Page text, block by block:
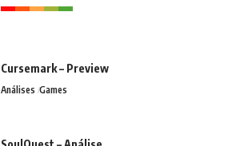
Cursemark – Preview
Análises Games